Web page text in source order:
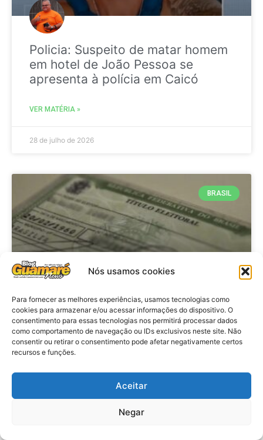
Nós usamos cookies
Para fornecer as melhores experiências, usamos tecnologias como
cookies para armazenar e/ou acessar informações do dispositivo. O
consentimento para essas tecnologias nos permitirá processar dados
como comportamento de navegação ou IDs exclusivos neste site. Não
consentir ou retirar o consentimento pode afetar negativamente certos
recursos e funções.
Aceitar
Negar
Policia: Suspeito de matar homem
em hotel de João Pessoa se
apresenta à polícia em Caicó
VER MATÉRIA »
28 de julho de 2026
BRASIL
Brasil: Policia Federal investiga
753 casos de crimes eleitorais
antes das eleições